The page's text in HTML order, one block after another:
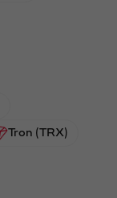
Tron (TRX)